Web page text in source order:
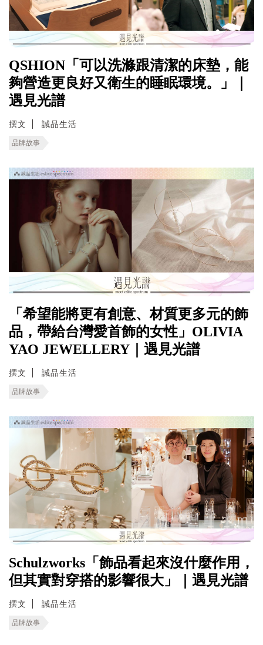
QSHION「可以洗滌跟清潔的床墊，能
夠營造更良好又衛生的睡眠環境。」｜
遇見光譜
撰文 誠品生活
品牌故事
「希望能將更有創意、材質更多元的飾
品，帶給台灣愛首飾的女性」OLIVIA
YAO JEWELLERY｜遇見光譜
撰文 誠品生活
品牌故事
Schulzworks「飾品看起來沒什麼作用，
但其實對穿搭的影響很大」｜遇見光譜
撰文 誠品生活
品牌故事